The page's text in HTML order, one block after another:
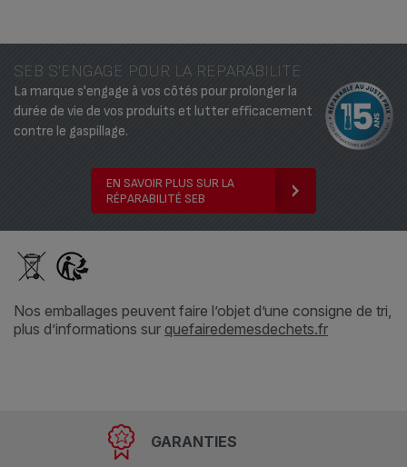
SEB S'ENGAGE POUR LA REPARABILITE
La marque s'engage à vos côtés pour prolonger la
durée de vie de vos produits et lutter efficacement
contre le gaspillage.
EN SAVOIR PLUS SUR LA
RÉPARABILITÉ SEB
Nos emballages peuvent faire l’objet d’une consigne de tri,
plus d’informations sur quefairedemesdechets.fr
GARANTIES